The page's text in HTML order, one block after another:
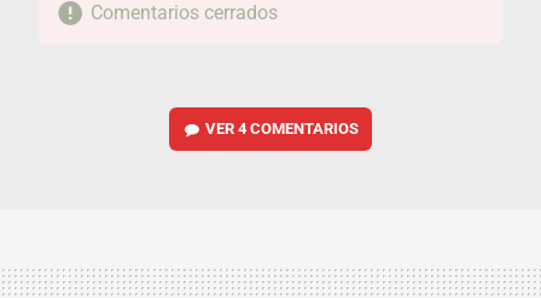
Comentarios cerrados
VER4 COMENTARIOS